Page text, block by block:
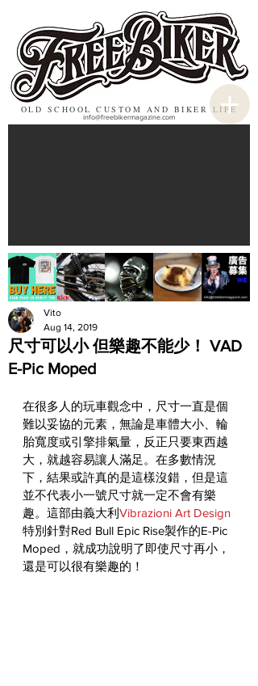
OLD SCHOOL CUSTOM AND BIKER LIFE
info@freebikermagazine.com
尺寸可以小 但樂趣不能少！ VAD
E-Pic Moped
Vito
Aug 14, 2019
在很多人的玩車觀念中，尺寸一直是個
難以妥協的元素，無論是車體大小、輪
胎寬度或引擎排氣量，反正只要東西越
大，就越容易讓人滿足。在多數情況
下，結果或許真的是這樣沒錯，但是這
並不代表小一號尺寸就一定不會有樂
趣。這部由義大利 Vibrazioni Art Design
特別針對Red Bull Epic Rise製作的E-Pic
Moped，就成功說明了即使尺寸再小，
還是可以很有樂趣的！